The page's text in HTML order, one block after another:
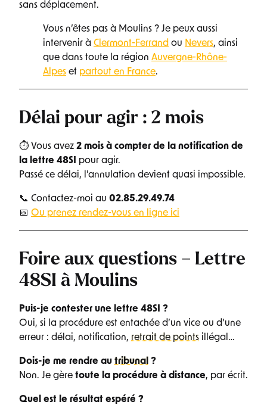
sans déplacement.
Vous n’êtes pas à Moulins ? Je peux aussi
intervenir à Clermont-Ferrand ou Nevers, ainsi
que dans toute la région Auvergne-Rhône-
Alpes et partout en France.
Délai pour agir : 2 mois
⏱ Vous avez 2 mois à compter de la notification de
la lettre 48SI
pour agir.
Passé ce délai, l’annulation devient quasi impossible.
📞 Contactez-moi au 02.85.29.49.74
📅 Ou prenez rendez-vous en ligne ici
Foire aux questions – Lettre
48SI à Moulins
Puis-je contester une lettre 48SI ?
Oui, si la procédure est entachée d’un vice ou d’une
erreur : délai, notification, retrait de points illégal…
Dois-je me rendre au tribunal ?
Non. Je gère toute la procédure à distance, par écrit.
Quel est le résultat espéré ?